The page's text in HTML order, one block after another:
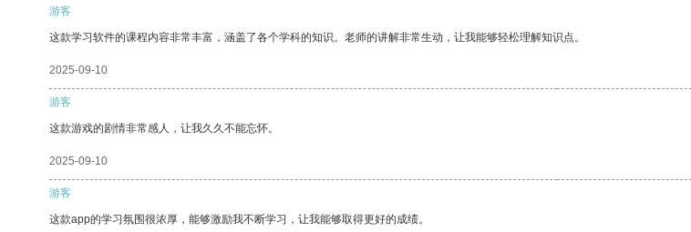
游客
这款学习软件的课程内容非常丰富，涵盖了各个学科的知识。老师的讲解非常生动，让我能够轻松理解知识点。
2025-09-10
游客
这款游戏的剧情非常感人，让我久久不能忘怀。
2025-09-10
游客
这款app的学习氛围很浓厚，能够激励我不断学习，让我能够取得更好的成绩。